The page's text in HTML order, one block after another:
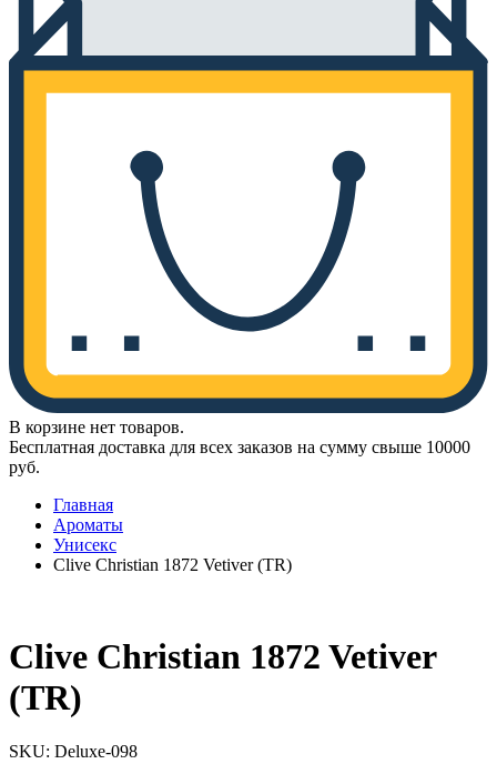
В корзине нет товаров.
Бесплатная доставка для всех заказов на сумму свыше 10000
руб.
Главная
Ароматы
Унисекс
Clive Christian 1872 Vetiver (TR)
Clive Christian 1872 Vetiver
(TR)
SKU: Deluxe-098